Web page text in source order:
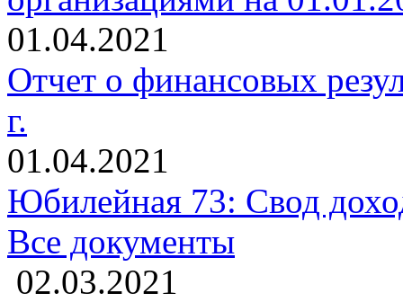
01.04.2021
Отчет о финансовых
г.
01.04.2021
Юбилейная 73: Свод
Все документы
02.03.2021